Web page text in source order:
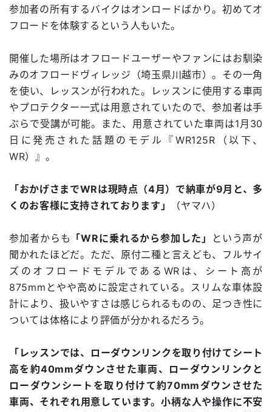
参加者の所有するバイクはオンロードばかり。初めてオ
フロードを体験するという人もいた。
開催した場所はオフロードユーザーやファンにはお馴染
みのオフロードヴィレッジ（埼玉県川越市）。その一角
を使い、レッスンが行われた。レッスンに使用する車両
やプロテクター一式は用意されていたので、参加者は手
ぶらで受講が可能。また、用意されていた車両は1月30
日に発売された話題のモデル『WR125R（以下、
WR）』。
「おかげさまでWRは現時点（4月）で納車が9月と、多
くのお客様に支持されております」
（ヤマハ）
参加者からも 「WRに乗れるから参加した」
という声が
聞かれたほどだ。ただ、原付二種と言えども、フルサイ
ズのオフロードモデルであるWRは、シート高が
875mmとやや高めに設定されている。スリムな車体設
計により、扱いやすさは感じられるものの、足つき性に
ついては体格により評価が分かれるだろう。
「レッスンでは、ローダウンリンクを取り付けてシート
高を約40mmダウンさせた車両、ローダウンリンクと
ローダウンシートを取り付けて約70mmダウンさせた
車両、それぞれ用意しています。小柄な人や操作に不安